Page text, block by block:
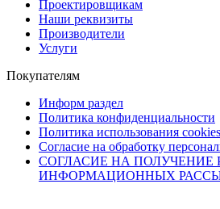
Проектировщикам
Наши реквизиты
Производители
Услуги
Покупателям
Информ раздел
Политика конфиденциальности
Политика использования cookies
Согласие на обработку
СОГЛАСИЕ НА
ИНФОРМАЦИОННЫХ